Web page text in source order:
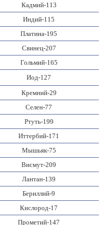
Кадмий-113
Индий-115
Платина-195
Свинец-207
Гольмий-165
Иод-127
Кремний-29
Селен-77
Ртуть-199
Иттербий-171
Мышьяк-75
Висмут-209
Лантан-139
Бериллий-9
Кислород-17
Прометий-147